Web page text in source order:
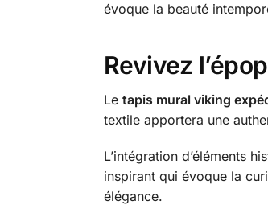
évoque la beauté
Revivez
Le tapis mural viking
textile apportera une
L’intégration d’éléments
inspirant qui évoque la
élégance.